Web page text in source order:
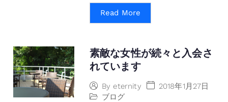
Read More
素敵な女性が続々と入会さ
れています
By eternity
2018年1月27日
ブログ